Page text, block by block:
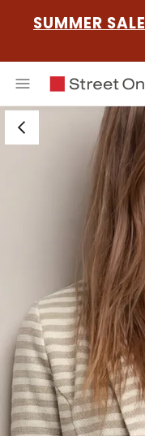
SUMMER SALE